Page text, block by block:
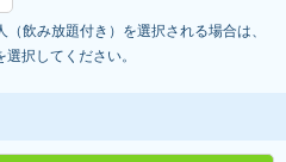
飲み放題付き）を選択される場合は、
択してください。